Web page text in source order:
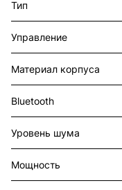
Тип
Управление
Материал корпуса
Bluetooth
Уровень шума
Мощность